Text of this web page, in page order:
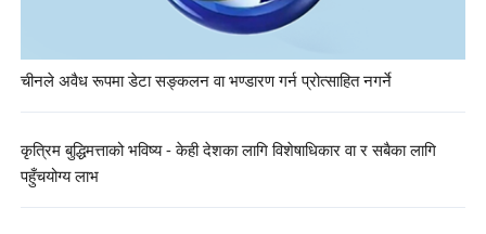
चीनले अवैध रूपमा डेटा सङ्कलन वा भण्डारण गर्न प्रोत्साहित नगर्ने
कृत्रिम बुद्धिमत्ताको भविष्य - केही देशका लागि विशेषाधिकार वा र सबैका लागि
पहुँचयोग्य लाभ